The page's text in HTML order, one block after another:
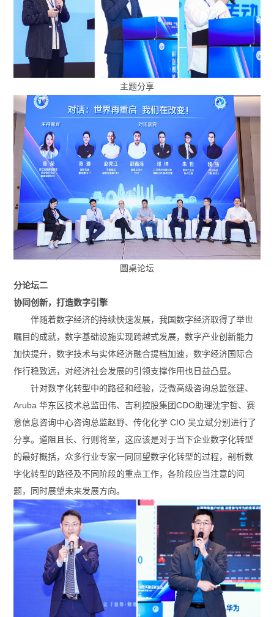
主题分享
圆桌论坛
分论坛二
协同创新，打造数字引擎
伴随着数字经济的持续快速发展，我国数字经济取得了举世
瞩目的成就，数字基础设施实现跨越式发展，数字产业创新能力
加快提升，数字技术与实体经济融合提档加速，数字经济国际合
作行稳致远，对经济社会发展的引领支撑作用也日益凸显。
针对数字化转型中的路径和经验，泛微高级咨询总监张建、
Aruba 华东区技术总监田伟、吉利控股集团CDO助理沈宇哲、赛
意信息咨询中心咨询总监赵野、传化化学 CIO 吴立斌分别进行了
分享。道阻且长、行则将至，这应该是对于当下企业数字化转型
的最好概括，众多行业专家一同回望数字化转型的过程，剖析数
字化转型的路径及不同阶段的重点工作，各阶段应当注意的问
题，同时展望未来发展方向。